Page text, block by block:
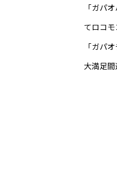
「ガパ
てロコモ
「ガパ
大満足